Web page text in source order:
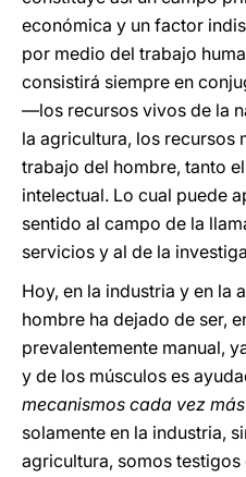
económica y un factor
por medio del trabajo
consistirá siempre en
—los recursos vivos de la
la agricultura, los
trabajo del hombre, tanto
intelectual. Lo cual puede
sentido al campo de la
servicios y al de la
Hoy, en la industria y en la
hombre ha dejado de ser,
prevalentemente manual,
y de los músculos es
mecanismos cada vez
solamente en la industria,
agricultura, somos